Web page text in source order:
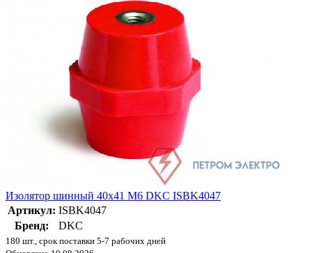
Изолятор шинный 40х41 М6 DKC ISBK4047
Артикул: ISBK4047
Бренд:
DKC
180 шт., срок поставки 5-7 рабочих дней